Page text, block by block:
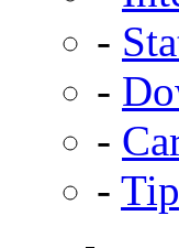
-
-
-
-